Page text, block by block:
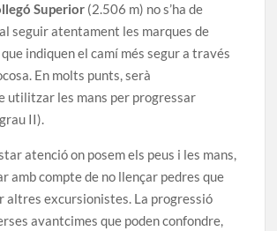
Superior (2.506 m) no s’ha de
seguir atentament les marques de
indiquen el camí més segur a través
En molts punts, serà
utilitzar les mans per progressar
II).
atenció on posem els peus i les mans,
amb compte de no llençar pedres que
altres excursionistes. La progressió
avantcimes que poden confondre,